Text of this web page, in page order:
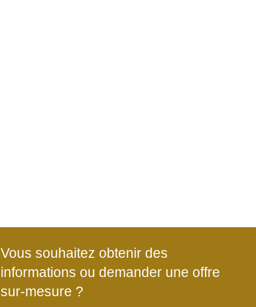
Vous souhaitez obtenir des
informations ou demander une offre
sur-mesure ?